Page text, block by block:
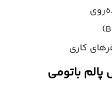
کاری
باتومی